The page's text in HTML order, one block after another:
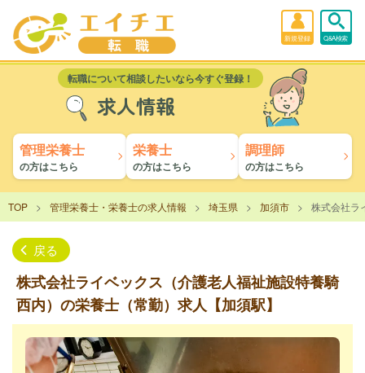
新規登録 Q&A検索
転職について相談したいなら今すぐ登録！
求人情報
管理栄養士
の方はこちら
栄養士
の方はこちら
調理師
の方はこちら
TOP 管理栄養士・栄養士の求人情報 埼玉県 加須市 株式会社ラ
戻る
株式会社ライベックス（介護老人福祉施設特養騎
西内）の栄養士（常勤）求人【加須駅】